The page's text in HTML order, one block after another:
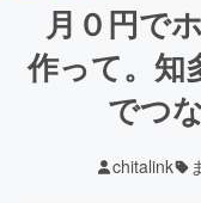
月０円で
作って。知
でつ
chitalink